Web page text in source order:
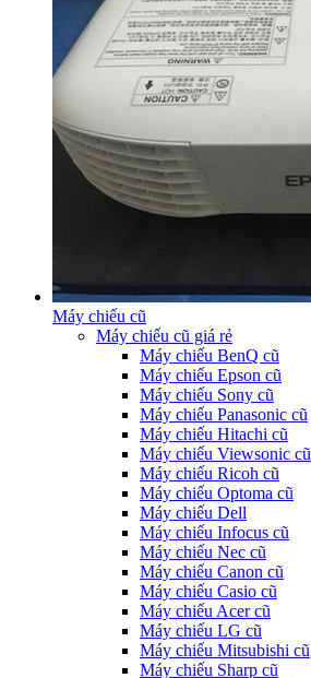
Máy chiếu cũ
Máy chiếu cũ giá rẻ
Máy chiếu BenQ cũ
Máy chiếu Epson cũ
Máy chiếu Sony cũ
Máy chiếu Panasonic cũ
Máy chiếu Hitachi cũ
Máy chiếu Viewsonic cũ
Máy chiếu Ricoh cũ
Máy chiếu Optoma cũ
Máy chiếu Dell
Máy chiếu Infocus cũ
Máy chiếu Nec cũ
Máy chiếu Canon cũ
Máy chiếu Casio cũ
Máy chiếu Acer cũ
Máy chiếu LG cũ
Máy chiếu Mitsubishi cũ
Máy chiếu Sharp cũ